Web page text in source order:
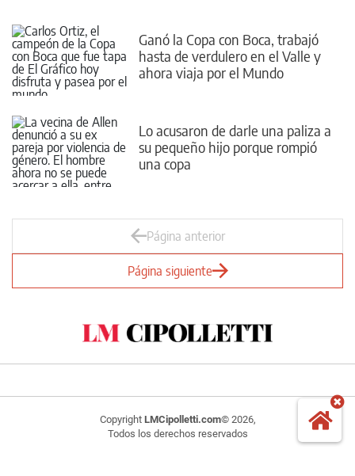
Ganó la Copa con Boca, trabajó
hasta de verdulero en el Valle y
ahora viaja por el Mundo
Lo acusaron de darle una paliza a
su pequeño hijo porque rompió
una copa
Página anterior
Página siguiente
Copyright LMCipolletti.com© 2026,
Todos los derechos reservados